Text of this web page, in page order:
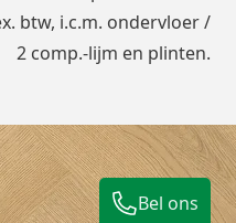
btw, i.c.m. ondervloer/
2 comp.-lijm en plinten.
Bel ons